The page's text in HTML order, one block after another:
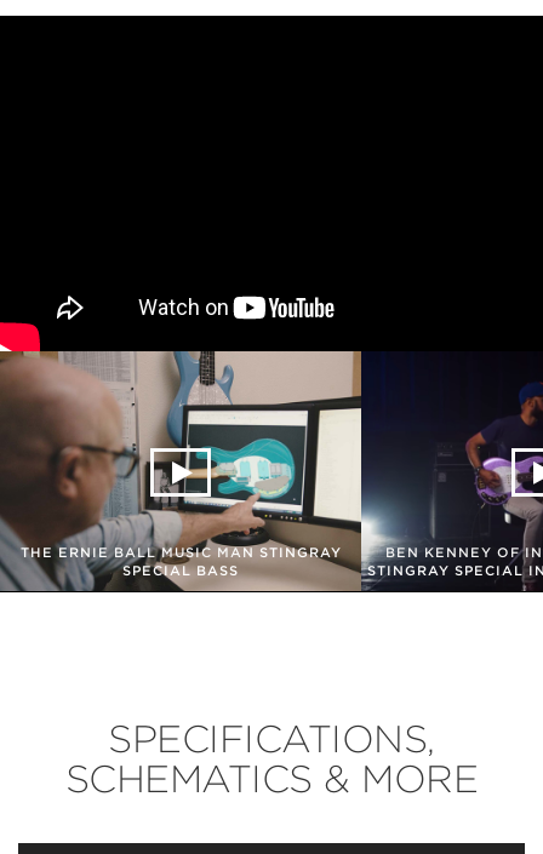
THE ERNIE BALL MUSIC MAN STINGRAY
SPECIAL BASS
BEN KENNEY OF
STINGRAY SPECIAL
SPECIFICATIONS,
SCHEMATICS & MORE